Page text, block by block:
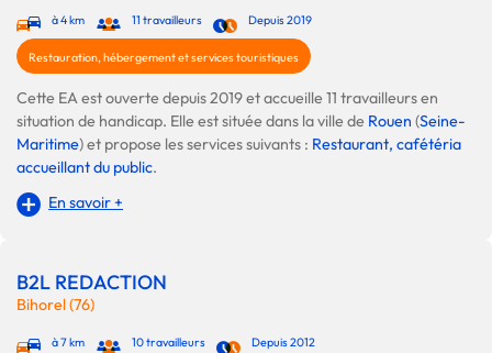
à 4 km 11 travailleurs Depuis 2019
Restauration, hébergement et services touristiques
Cette EA est ouverte depuis 2019 et accueille 11 travailleurs en
situation de handicap. Elle est située dans la ville de Rouen (Seine-
Maritime) et propose les services suivants : Restaurant, cafétéria
accueillant du public.
En savoir +
B2L REDACTION
Bihorel (76)
à 7 km 10 travailleurs Depuis 2012